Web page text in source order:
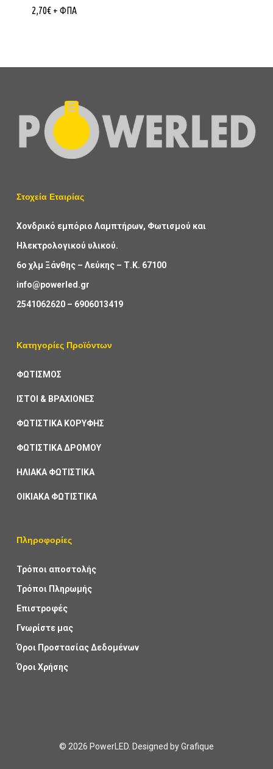
2,70€ + ΦΠΑ
Στοχεία Εταιρίας
Χονδρικό εμπόριο Λαμπτήρων, Φωτισμού και
Ηλεκτρολογικού υλικού.
6ο χλμ Ξάνθης – Λεύκης – Τ.Κ. 67100
info@powerled.gr
2541062620– 6906013419
Κατηγορίες Προϊόντων
ΦΩΤΙΣΜΟΣ
ΙΣΤΟΙ & ΒΡΑΧΙΟΝΕΣ
ΦΩΤΙΣΤΙΚΑ ΚΟΡΥΦΗΣ
ΦΩΤΙΣΤΙΚΑ ΔΡΟΜΟΥ
ΗΛΙΑΚΑ ΦΩΤΙΣΤΙΚΑ
ΟΙΚΙΑΚΑ ΦΩΤΙΣΤΙΚΑ
Πληροφορίες
Τρόποι αποστολής
Τρόποι Πληρωμής
Επιστροφές
Γνωρίστε μας
Όροι Προστασίας Δεδομένων
Όροι Χρήσης
© 2026 PowerLED. Designed byGrafique